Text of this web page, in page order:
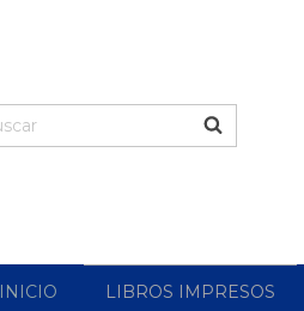
INICIO LIBROS IMPRESOS